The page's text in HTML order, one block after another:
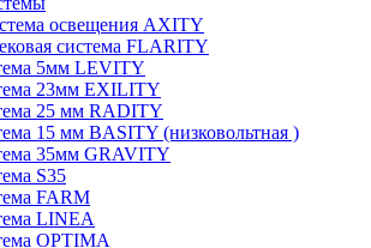
освещения AXITY
система FLARITY
5мм LEVITY
23мм EXILITY
25 мм RADITY
15 мм BASITY (низковольтная )
35мм GRAVITY
S35
FARM
LINEA
OPTIMA